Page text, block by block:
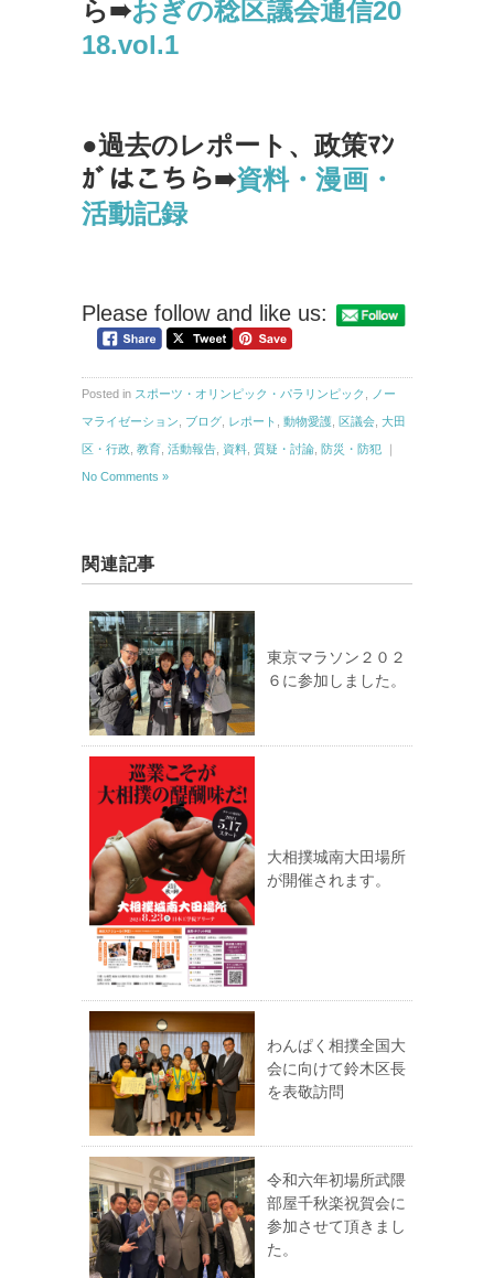
ら➠おぎの稔区議会通信20
18.vol.1
●過去のレポート、政策ﾏﾝ
ｶﾞはこちら➠資料・漫画・
活動記録
Please follow and like us:
Posted in スポーツ・オリンピック・パラリンピック , ノー
マライゼーション, ブログ, レポート , 動物愛護, 区議会, 大田
区・行政, 教育, 活動報告, 資料, 質疑・討論, 防災・防犯
No Comments »
関連記事
東京マラソン２０２
６に参加しました。
大相撲城南大田場所
が開催されます。
わんぱく相撲全国大
会に向けて鈴木区長
を表敬訪問
令和六年初場所武隈
部屋千秋楽祝賀会に
参加させて頂きまし
た。